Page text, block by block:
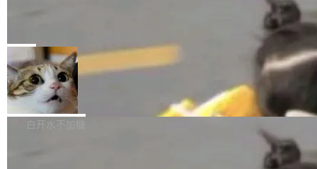
是把这段空隙补上。 回退到任何一次编辑：Delt
aDB 捕获 commit 之间的每一次操作，...
微软同期总资本开支的四成。 与亚马逊、Alpha
bet、微软以及 Meta 等传统科技巨头相比，Spa
ceXAI的资金消耗速度尤为引人瞩目。然而，支
撑庞大支出的资金来源却呈现出截然不同的面
貌。数据显示，微软和 Meta 主要依托充沛的经
一个在终端里运行的编程 agent；Muse Spark
1.2，驱动这个 agent 的新模型。一句话概括：
你可以用 curl -fsSL https://dev.meta.ai/install.
sh | bash 安装一个能在大项目里自动规划、写
代码、验证结果的 AI 终端工具。 据介绍，Muse
局
美团开源 LoHoSearch，用知识图谱校
准 AI 能力认知
机器出题的前提，是让机器拥有全局视野。整个
构建流程可以分为四个环节：建图 → 控制难度
白开水不加糖